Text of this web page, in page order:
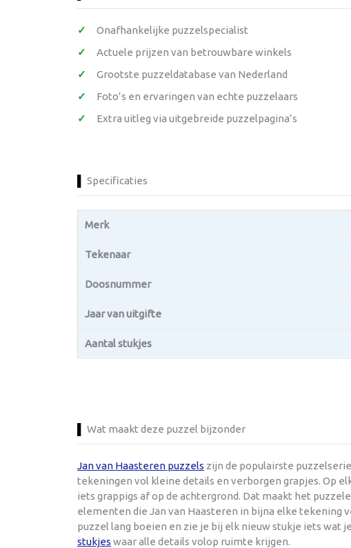
Onafhankelijke puzzelspecialist
Actuele prijzen van betrouwbare winkels
Grootste puzzeldatabase van Nederland
Foto’s en ervaringen van echte puzzelaars
Extra uitleg via uitgebreide puzzelpagina’s
Specificaties
Merk
Tekenaar
Doosnummer
Jaar van uitgifte
Aantal stukjes
Wat maakt deze puzzel bijzonder
Jan van Haasteren puzzels zijn de populairste
tekeningen vol kleine details en verborgen grapjes. Op
iets grappigs af op de achtergrond. Dat maakt het
elementen die Jan van Haasteren in bijna elke tekening
puzzel lang boeien en zie je bij elk nieuw stukje iets
stukjes waar alle details volop ruimte krijgen.